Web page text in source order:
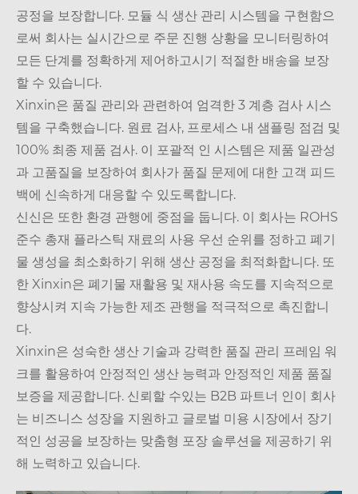
공정을 보장합니다. 모듈 식 생산 관리 시스템을 구현함으
로써 회사는 실시간으로 주문 진행 상황을 모니터링하여
모든 단계를 정확하게 제어하고시기 적절한 배송을 보장
할 수 있습니다.
Xinxin은 품질 관리와 관련하여 엄격한 3 계층 검사 시스
템을 구축했습니다. 원료 검사, 프로세스 내 샘플링 점검 및
100% 최종 제품 검사. 이 포괄적 인 시스템은 제품 일관성
과 고품질을 보장하여 회사가 품질 문제에 대한 고객 피드
백에 신속하게 대응할 수 있도록합니다.
신신은 또한 환경 관행에 중점을 둡니다. 이 회사는 ROHS
준수 총재 플라스틱 재료의 사용 우선 순위를 정하고 폐기
물 생성을 최소화하기 위해 생산 공정을 최적화합니다. 또
한 Xinxin은 폐기물 재활용 및 재사용 속도를 지속적으로
향상시켜 지속 가능한 제조 관행을 적극적으로 촉진합니
다.
Xinxin은 성숙한 생산 기술과 강력한 품질 관리 프레임 워
크를 활용하여 안정적인 생산 능력과 안정적인 제품 품질
보증을 제공합니다. 신뢰할 수있는 B2B 파트너 인이 회사
는 비즈니스 성장을 지원하고 글로벌 미용 시장에서 장기
적인 성공을 보장하는 맞춤형 포장 솔루션을 제공하기 위
해 노력하고 있습니다.